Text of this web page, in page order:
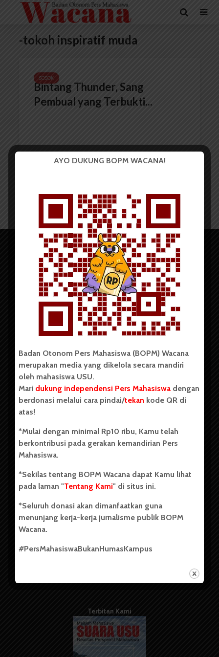
-tokoh inspiratif muda
SOSOK
Bintang Thunder, Sang
Pembual yang Terbukti...
Copyright © 2023. All rights reserved BOPM WACANA.
Badan Otonom Pers Mahasiswa (BOPM) Wacana merupakan
pers mahasiswa yang berdiri di luar kampus dan dikelola
secara mandiri oleh mahasiswa Universitas Sumatera Utara
(USU). Sebelumnya BOPM Wacana merupakan salah satu
Unit Kegiatan Mahasiswa (UKM) di Universitas Sumatera
berdiri pada 1 Juli 1995.
Kontribusi
Info Iklan
Pedoman Media Siber
Kode Etik Jurnalistik
Terbitan Kami
AYO DUKUNG BOPM WACANA!
Badan Otonom Pers Mahasiswa (BOPM) Wacana
merupakan media yang dikelola secara mandiri
oleh mahasiswa USU.
Mari dukung independensi Pers Mahasiswa dengan
berdonasi melalui cara pindai/tekan kode QR di
atas!
*Mulai dengan minimal Rp10 ribu, Kamu telah
berkontribusi pada gerakan kemandirian Pers
Mahasiswa.
*Sekilas tentang BOPM Wacana dapat Kamu lihat
pada laman "Tentang Kami" di situs ini.
*Seluruh donasi akan dimanfaatkan guna
menunjang kerja-kerja jurnalisme publik BOPM
Wacana.
#PersMahasiswaBukanHumasKampus